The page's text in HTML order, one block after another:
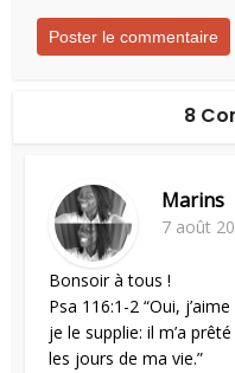
8
Marins
7 août
Bonsoir à tous !
Psa 116:1-2 “Oui,
je le supplie: il m’a
les jours de ma vie.”